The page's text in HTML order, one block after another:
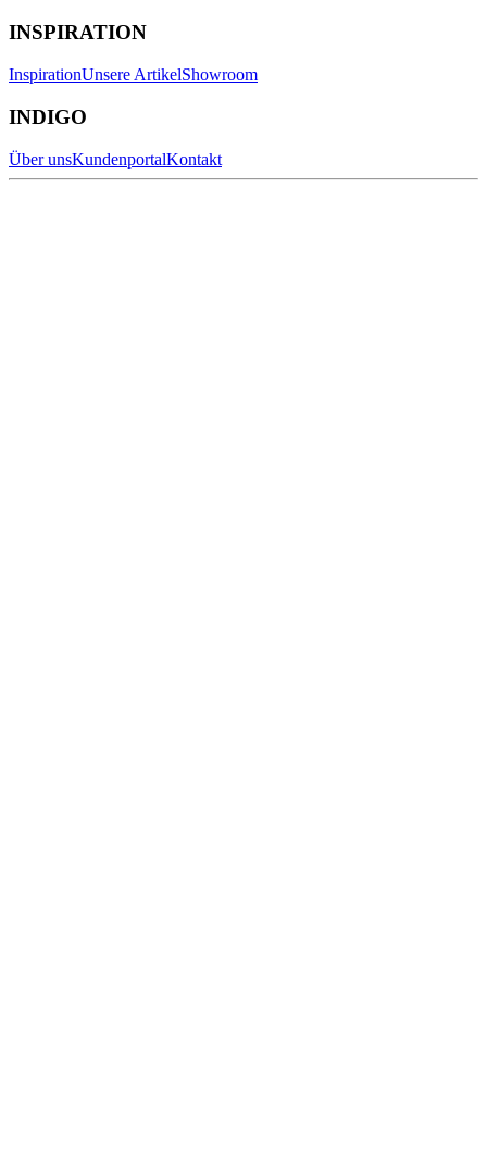
INSPIRATION
InspirationUnsere ArtikelShowroom
INDIGO
Über unsKundenportalKontakt